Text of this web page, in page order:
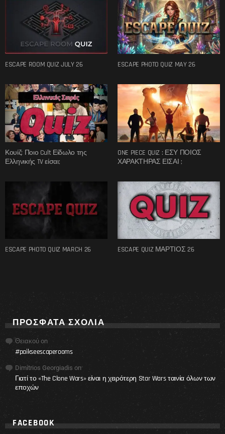
ESCAPE ROOM QUIZ JULY 26 ESCAPE PHOTO QUIZ MAY 26
Κουίζ: Ποιο Cult Είδωλο της
Ελληνικής TV είσαι;
ONE PIECE QUIZ : ΕΣΥ ΠΟΙΟΣ
ΧΑΡΑΚΤΗΡΑΣ ΕΙΣΑΙ ;
ESCAPE PHOTO QUIZ MARCH 26 ESCAPE QUIZ ΜΑΡΤΙΟΣ 26
ΠΡΌΣΦΑΤΑ ΣΧΌΛΙΑ
Θειακού on
#paikseescaperooms
Dimitrios Georgiadis on
Γιατί το «The Clone Wars» είναι η χειρότερη Star Wars ταινία όλων των
εποχών
FACEBOOK